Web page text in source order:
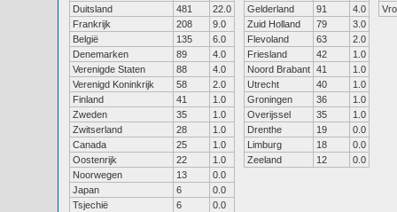
Duitsland
481
22.0
Frankrijk
208
9.0
België
135
6.0
Denemarken
89
4.0
Verenigde Staten
88
4.0
Verenigd Koninkrijk
58
2.0
Finland
41
1.0
Zweden
35
1.0
Zwitserland
28
1.0
Canada
25
1.0
Oostenrijk
22
1.0
Noorwegen
13
0.0
Japan
6
0.0
Tsjechië
6
0.0
Gelderland
91
4.0
Zuid Holland
79
3.0
Flevoland
63
2.0
Friesland
42
1.0
Noord Brabant 41
1.0
Utrecht
40
1.0
Groningen
36
1.0
Overijssel
35
1.0
Drenthe
19
0.0
Limburg
18
0.0
Zeeland
12 0.0